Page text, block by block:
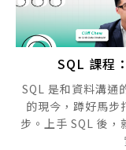
SQL 課程
SQL 是和資料溝通
的現今，蹲好馬步
步。上手 SQL 後